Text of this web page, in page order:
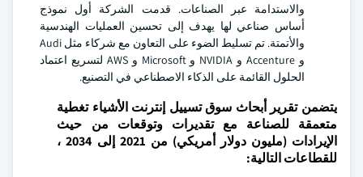
والاستدامة عبر الصناعات. قدمت الشركة أول نموذج
أساس صناعي لها يهدف إلى تحسين العمليات الهندسية
والأتمتة. تم تسليط الضوء على التعاون مع شركاء مثل Audi
و Accenture و NVIDIA و Microsoft و AWS لتسريع اعتماد
الحلول القائمة على الذكاء الاصطناعي في التصنيع.
يتضمن تقرير أبحاث سوق تسييل إنترنت الأشياء تغطية
متعمقة للصناعة مع تقديرات وتوقعات من حيث
الإيرادات (مليون دولار أمريكي) من 2021 إلى 2034 ،
للقطاعات التالية: